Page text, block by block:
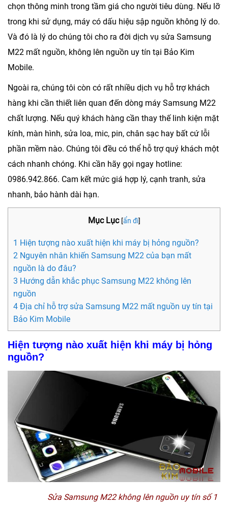
chọn thông minh trong tầm giá cho người tiêu dùng. Nếu lỡ
trong khi sử dụng, máy có dấu hiệu sập nguồn không lý do.
Và đó là lý do chúng tôi cho ra đời dịch vụ sửa Samsung
M22 mất nguồn, không lên nguồn uy tín tại Bảo Kim
Mobile.
Ngoài ra, chúng tôi còn có rất nhiều dịch vụ hỗ trợ khách
hàng khi cần thiết liên quan đến dòng máy Samsung M22
chất lượng. Nếu quý khách hàng cần thay thế linh kiện mặt
kính, màn hình, sửa loa, mic, pin, chân sạc hay bất cứ lỗi
phần mềm nào. Chúng tôi đều có thể hỗ trợ quý khách một
cách nhanh chóng. Khi cần hãy gọi ngay hotline:
0986.942.866. Cam kết mức giá hợp lý, cạnh tranh, sửa
nhanh, bảo hành dài hạn.
Mục Lục [ẩn đi]
1 Hiện tượng nào xuất hiện khi máy bị hỏng nguồn?
2 Nguyên nhân khiến Samsung M22 của bạn mất
nguồn là do đâu?
3 Hướng dẫn khắc phục Samsung M22 không lên
nguồn
4 Địa chỉ hỗ trợ sửa Samsung M22 mất nguồn uy tín tại
Bảo Kim Mobile
Hiện tượng nào xuất hiện khi máy bị hỏng
nguồn?
Sửa Samsung M22 không lên nguồn uy tín số 1